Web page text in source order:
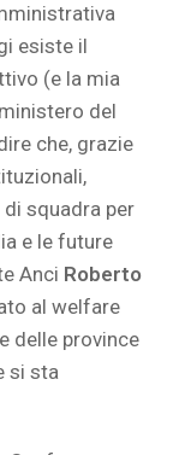
esiste il
(e la mia
del
che, grazie
squadra per
e le future
Anci Roberto
al welfare
delle province
si sta